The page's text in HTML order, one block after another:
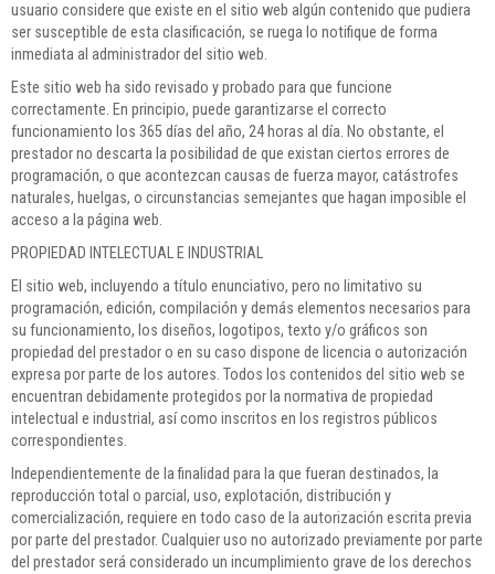
usuario considere que existe en el sitio web algún contenido que pudiera
ser susceptible de esta clasificación, se ruega lo notifique de forma
inmediata al administrador del sitio web.
Este sitio web ha sido revisado y probado para que funcione
correctamente. En principio, puede garantizarse el correcto
funcionamiento los 365 días del año, 24 horas al día. No obstante, el
prestador no descarta la posibilidad de que existan ciertos errores de
programación, o que acontezcan causas de fuerza mayor, catástrofes
naturales, huelgas, o circunstancias semejantes que hagan imposible el
acceso a la página web.
PROPIEDAD INTELECTUAL E INDUSTRIAL
El sitio web, incluyendo a título enunciativo, pero no limitativo su
programación, edición, compilación y demás elementos necesarios para
su funcionamiento, los diseños, logotipos, texto y/o gráficos son
propiedad del prestador o en su caso dispone de licencia o autorización
expresa por parte de los autores. Todos los contenidos del sitio web se
encuentran debidamente protegidos por la normativa de propiedad
intelectual e industrial, así como inscritos en los registros públicos
correspondientes.
Independientemente de la finalidad para la que fueran destinados, la
reproducción total o parcial, uso, explotación, distribución y
comercialización, requiere en todo caso de la autorización escrita previa
por parte del prestador. Cualquier uso no autorizado previamente por parte
del prestador será considerado un incumplimiento grave de los derechos